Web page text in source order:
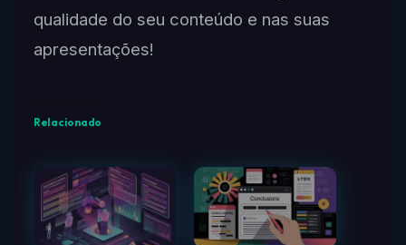
qualidade do seu conteúdo e nas suas
apresentações!
Relacionado